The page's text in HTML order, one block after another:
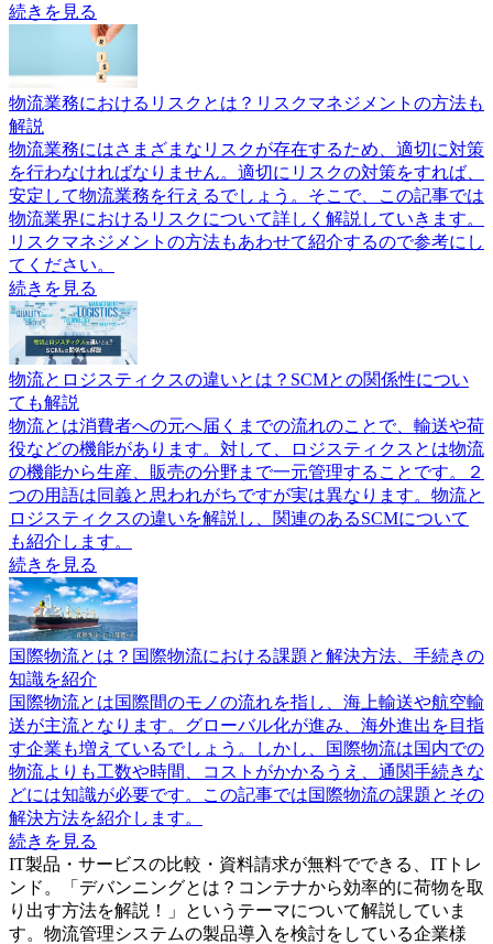
続きを見る
物流業務におけるリスクとは？リスクマネジメントの方法も
解説
物流業務にはさまざまなリスクが存在するため、適切に対策
を行わなければなりません。適切にリスクの対策をすれば、
安定して物流業務を行えるでしょう。そこで、この記事では
物流業界におけるリスクについて詳しく解説していきます。
リスクマネジメントの方法もあわせて紹介するので参考にし
てください。
続きを見る
物流とロジスティクスの違いとは？SCMとの関係性につい
ても解説
物流とは消費者への元へ届くまでの流れのことで、輸送や荷
役などの機能があります。対して、ロジスティクスとは物流
の機能から生産、販売の分野まで一元管理することです。２
つの用語は同義と思われがちですが実は異なります。物流と
ロジスティクスの違いを解説し、関連のあるSCMについて
も紹介します。
続きを見る
国際物流とは？国際物流における課題と解決方法、手続きの
知識を紹介
国際物流とは国際間のモノの流れを指し、海上輸送や航空輸
送が主流となります。グローバル化が進み、海外進出を目指
す企業も増えているでしょう。しかし、国際物流は国内での
物流よりも工数や時間、コストがかかるうえ、通関手続きな
どには知識が必要です。この記事では国際物流の課題とその
解決方法を紹介します。
続きを見る
IT製品・サービスの比較・資料請求が無料でできる、ITトレ
ンド。「 デバンニングとは？コンテナから効率的に荷物を取
り出す方法を解説！
」というテーマについて解説していま
す。 物流管理システムの製品導入を検討をしている企業様